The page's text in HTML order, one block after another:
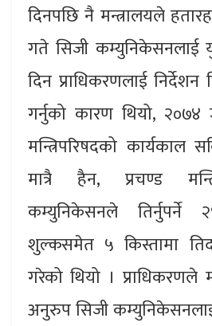
दिनपछि नै मन्त्रालयले
गते सिजी कम्युनिकेसनलाई
दिन प्राधिकरणलाई निर्देशन
गर्नुको कारण थियो,
मन्त्रिपरिषदको कार्यकाल
मात्रै हैन, प्रचण्ड
कम्युनिकेसनले
शुल्कसमेत ५ किस्तामा
गरेको थियो । प्राधिकरणले
अनुरुप सिजी